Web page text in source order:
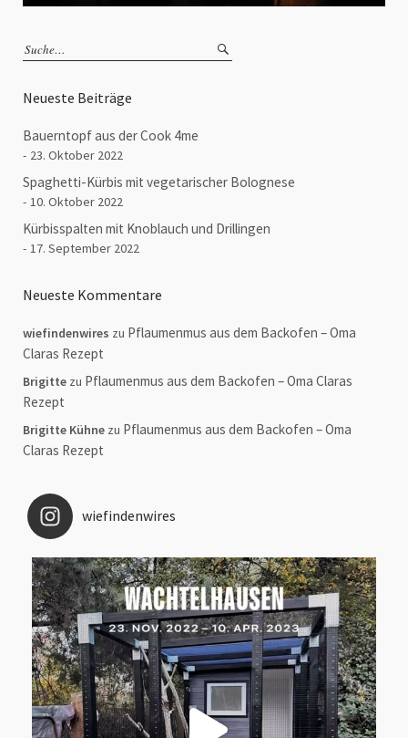
Neueste Beiträge
Bauerntopf aus der Cook 4me
23. Oktober 2022
Spaghetti-Kürbis mit vegetarischer Bolognese
10. Oktober 2022
Kürbisspalten mit Knoblauch und Drillingen
17. September 2022
Neueste Kommentare
wiefindenwires zu Pflaumenmus aus dem Backofen – Oma
Claras Rezept
Brigitte zu Pflaumenmus aus dem Backofen – Oma Claras
Rezept
Brigitte Kühne zu Pflaumenmus aus dem Backofen – Oma
Claras Rezept
wiefindenwires